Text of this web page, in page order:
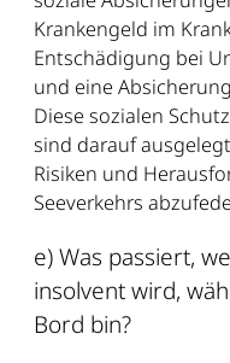
Krankengeld im
Entschädigung bei
und eine
Diese sozialen
sind darauf
Risiken und
Seeverkehrs
e) Was passiert,
insolvent wird,
Bord bin?